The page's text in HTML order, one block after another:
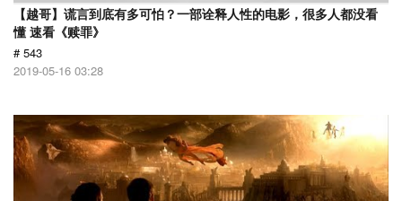
【越哥】谎言到底有多可怕？一部诠释人性的电影，很多人都没看
懂 速看《赎罪》
# 543
2019-05-16 03:28